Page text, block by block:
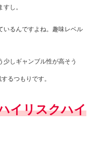
し。
いるんですよね。趣味レベル
しギャンブル性が高そう
るつもりです。
イリスクハイ